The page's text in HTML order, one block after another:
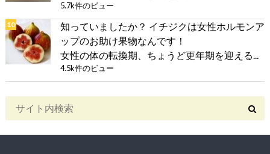
5.7k件のビュー
知っていましたか？ イチジクは女性ホルモンア
ップのお助け果物なんです！
女性の体の転換期、ちょうど更年期を迎える...
4.5k件のビュー